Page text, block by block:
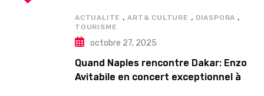
ACTUALITE ,ART& CULTURE , DIASPORA ,
TOURISME
octobre 27, 2025
Quand Naples rencontre Dakar: Enzo
Avitabile en concert exceptionnel à